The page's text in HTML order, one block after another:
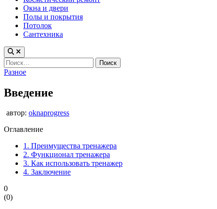
Окна и двери
Полы и покрытия
Потолок
Сантехника
Найти:
Опубликовано
Разное
Введение
автор: oknaprogress
Оглавление
1. Преимущества тренажера
2. Функционал тренажера
3. Как использовать тренажер
4. Заключение
0
(0)